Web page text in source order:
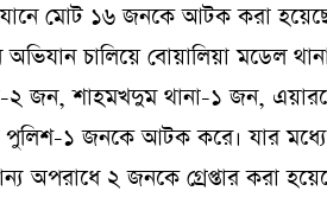
মোট ১৬ জনকে আটক করা হয়েছে।
অভিযান চালিয়ে বোয়ালিয়া মডেল
২ জন, শাহমখদুম থানা-১ জন,
পুলিশ-১ জনকে আটক করে। যার
অপরাধে ২ জনকে গ্রেপ্তার করা